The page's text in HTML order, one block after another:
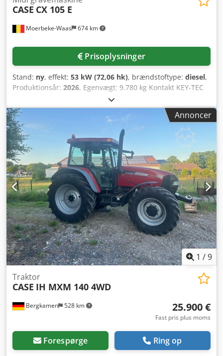
Serienummer: FNH021FSNGHP00509 Kontakt Gerrit
Moerbeke-Waas 674 km
CASE CX 105 E
Prisoplysninger
Stand: ny, effekt: 53 kW (72,06 hk), brændstoftype: diesel,
Produktionsår: 2026, Egenvægt: 9.780 kg Kontakt KEY-TEC
Sales for yderligere information. Crsdpfx Agjzrrw Ajxef
Annoncer
1 /9
Bergkamen 528 km
Traktor
CASE IH MXM 140 4WD
25.900 €
Fast pris plus moms
Forespørge Ring op